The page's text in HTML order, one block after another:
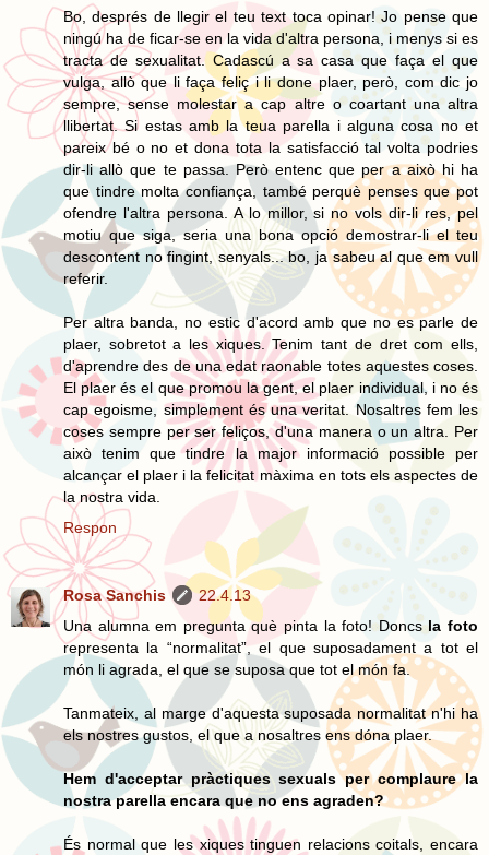
Bo, després de llegir el teu text toca opinar! Jo pense que
ningú ha de ficar-se en la vida d'altra persona, i menys si es
tracta de sexualitat. Cadascú a sa casa que faça el que
vulga, allò que li faça feliç i li done plaer, però, com dic jo
sempre, sense molestar a cap altre o coartant una altra
llibertat. Si estas amb la teua parella i alguna cosa no et
pareix bé o no et dona tota la satisfacció tal volta podries
dir-li allò que te passa. Però entenc que per a això hi ha
que tindre molta confiança, també perquè penses que pot
ofendre l'altra persona. A lo millor, si no vols dir-li res, pel
motiu que siga, seria una bona opció demostrar-li el teu
descontent no fingint, senyals... bo, ja sabeu al que em vull
referir.
Per altra banda, no estic d'acord amb que no es parle de
plaer, sobretot a les xiques. Tenim tant de dret com ells,
d'aprendre des de una edat raonable totes aquestes coses.
El plaer és el que promou la gent, el plaer individual, i no és
cap egoisme, simplement és una veritat. Nosaltres fem les
coses sempre per ser feliços, d'una manera o un altra. Per
això tenim que tindre la major informació possible per
alcançar el plaer i la felicitat màxima en tots els aspectes de
la nostra vida.
Respon
Rosa Sanchis
22.4.13
Una alumna em pregunta què pinta la foto! Doncsla foto
representa la “normalitat”, el que suposadament a tot el
món li agrada, el que se suposa que tot el món fa.
Tanmateix, al marge d'aquesta suposada normalitat n'hi ha
els nostres gustos, el que a nosaltres ens dóna plaer.
Hem d'acceptar pràctiques sexuals per complaure la
nostra parella encara que no ens agraden?
És normal que les xiques tinguen relacions coitals, encara